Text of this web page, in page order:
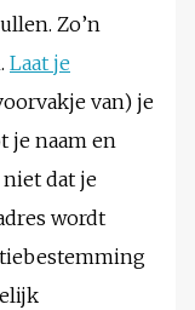
Zo’n
Laat je
van) je
je naam en
dat je
wordt